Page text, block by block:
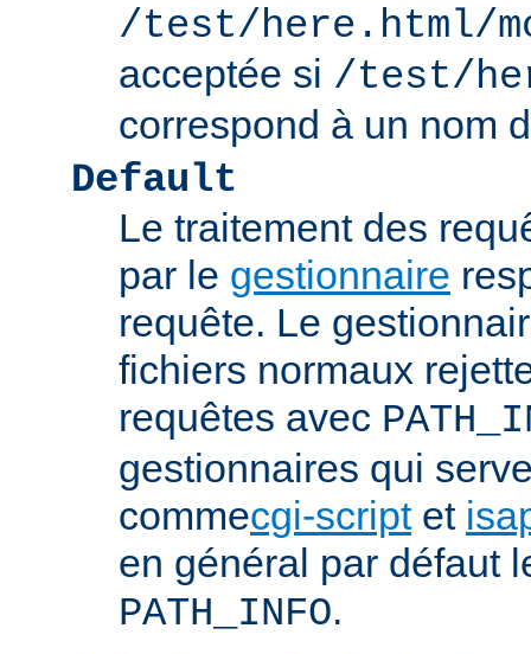
/test/here.html/
acceptée si /test/
correspond à un nom
Default
Le traitement des
par le gestionnaire
requête. Le
fichiers normaux
requêtes avec
gestionnaires qui
commecgi-scriptet
en général par défaut
PATH_INFO.